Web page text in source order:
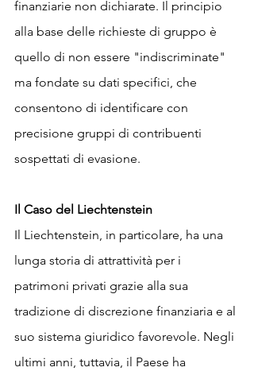
finanziarie non dichiarate. Il principio
alla base delle richieste di gruppo è
quello di non essere "indiscriminate"
ma fondate su dati specifici, che
consentono di identificare con
precisione gruppi di contribuenti
sospettati di evasione.
Il Caso del Liechtenstein
Il Liechtenstein, in particolare, ha una
lunga storia di attrattività per i
patrimoni privati grazie alla sua
tradizione di discrezione finanziaria e al
suo sistema giuridico favorevole. Negli
ultimi anni, tuttavia, il Paese ha